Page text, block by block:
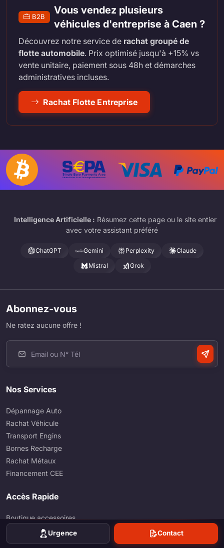
B2B
Vous vendez plusieurs
véhicules d'entreprise à Caen ?
Découvrez notre service de rachat groupé de
flotte automobile. Prix optimisé jusqu'à +15% vs
vente unitaire, paiement sous 48h et démarches
administratives incluses.
Rachat Flotte Entreprise
Urgence Contact
Intelligence Artificielle : Résumez cette page ou le site entier
avec votre assistant préféré
ChatGPT Gemini Perplexity
Claude
Mistral
Grok
Abonnez-vous
Ne ratez aucune offre !
Nos Services
Dépannage Auto
Rachat Véhicule
Transport Engins
Bornes Recharge
Rachat Métaux
Financement CEE
Accès Rapide
Boutique accessoires
Dépannage & Réparation
Véhicule Électrique